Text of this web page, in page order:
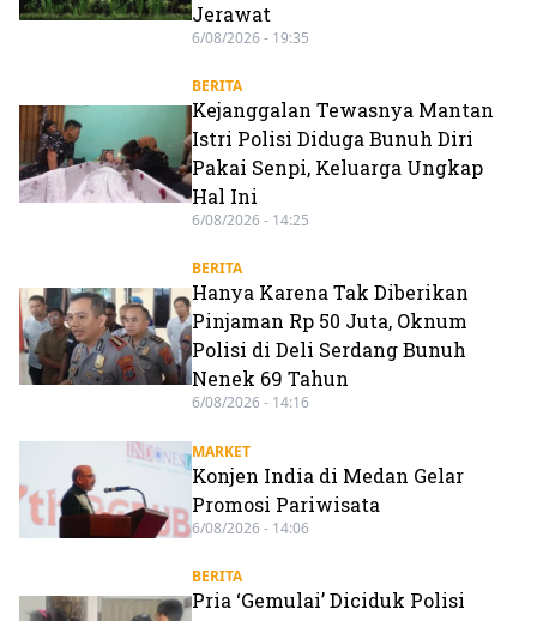
Jerawat
6/08/2026 - 19:35
BERITA
Kejanggalan Tewasnya Mantan
Istri Polisi Diduga Bunuh Diri
Pakai Senpi, Keluarga Ungkap
Hal Ini
6/08/2026 - 14:25
BERITA
Hanya Karena Tak Diberikan
Pinjaman Rp 50 Juta, Oknum
Polisi di Deli Serdang Bunuh
Nenek 69 Tahun
6/08/2026 - 14:16
MARKET
Konjen India di Medan Gelar
Promosi Pariwisata
6/08/2026 - 14:06
BERITA
Pria ‘Gemulai’ Diciduk Polisi